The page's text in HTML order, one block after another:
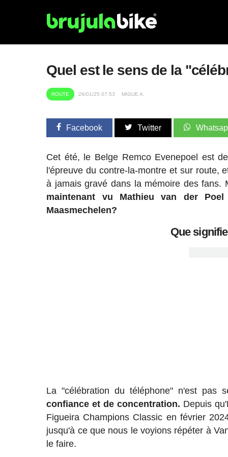
Quel est le sens de la
ROUTE 26/01/25 07:53 MIGUE A.
Facebook Twitter
Cet été, le Belge Remco Evenepoel est
l'épreuve du contre-la-montre et sur route,
à jamais gravé dans la mémoire des fans.
maintenant vu Mathieu van der
Maasmechelen?
Que
La "célébration du téléphone" n'est pas
confiance et de concentration. Depuis
Figueira Champions Classic en février
jusqu'à ce que nous le voyions répéter à
le faire.